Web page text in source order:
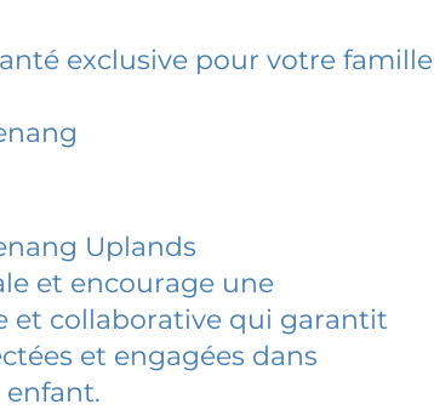
exclusive pour votre famille
Uplands
et encourage une
et collaborative qui garantit
et engagées dans
enfant.